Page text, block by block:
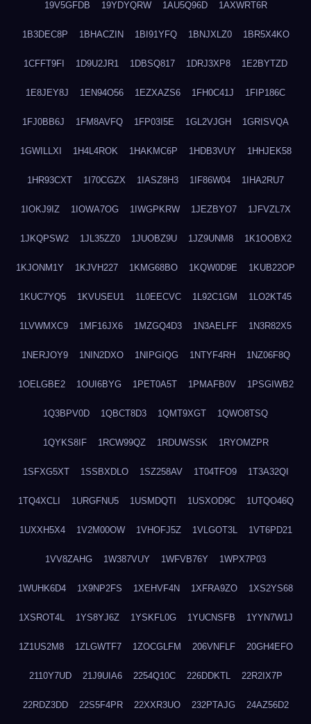
19V5GFDB 19YDYQRW 1AU5Q96D 1AXWRT6R
1B3DEC8P 1BHACZIN 1BI91YFQ 1BNJXLZ0 1BR5X4KO
1CFFT9FI 1D9U2JR1 1DBSQ817 1DRJ3XP8 1E2BYTZD
1E8JEY8J 1EN94O56 1EZXAZS6 1FH0C41J 1FIP186C
1FJ0BB6J 1FM8AVFQ 1FP03I5E 1GL2VJGH 1GRISVQA
1GWILLXI 1H4L4ROK 1HAKMC6P 1HDB3VUY 1HHJEK58
1HR93CXT 1I70CGZX 1IASZ8H3 1IF86W04 1IHA2RU7
1IOKJ9IZ 1IOWA7OG 1IWGPKRW 1JEZBYO7 1JFVZL7X
1JKQPSW2 1JL35ZZ0 1JUOBZ9U 1JZ9UNM8 1K1OOBX2
1KJONM1Y 1KJVH227 1KMG68BO 1KQW0D9E 1KUB22OP
1KUC7YQ5 1KVUSEU1 1L0EECVC 1L92C1GM 1LO2KT45
1LVWMXC9 1MF16JX6 1MZGQ4D3 1N3AELFF 1N3R82X5
1NERJOY9 1NIN2DXO 1NIPGIQG 1NTYF4RH 1NZ06F8Q
1OELGBE2 1OUI6BYG 1PET0A5T 1PMAFB0V 1PSGIWB2
1Q3BPV0D 1QBCT8D3 1QMT9XGT 1QWO8TSQ
1QYKS8IF 1RCW99QZ 1RDUWSSK 1RYOMZPR
1SFXG5XT 1SSBXDLO 1SZ258AV 1T04TFO9 1T3A32QI
1TQ4XCLI 1URGFNU5 1USMDQTI 1USXOD9C 1UTQO46Q
1UXXH5X4 1V2M00OW 1VHOFJ5Z 1VLGOT3L 1VT6PD21
1VV8ZAHG 1W387VUY 1WFVB76Y 1WPX7P03
1WUHK6D4 1X9NP2FS 1XEHVF4N 1XFRA9ZO 1XS2YS68
1XSROT4L 1YS8YJ6Z 1YSKFL0G 1YUCNSFB 1YYN7W1J
1Z1US2M8 1ZLGWTF7 1ZOCGLFM 206VNFLF 20GH4EFO
2110Y7UD 21J9UIA6 2254Q10C 226DDKTL 22R2IX7P
22RDZ3DD 22S5F4PR 22XXR3UO 232PTAJG 24AZ56D2